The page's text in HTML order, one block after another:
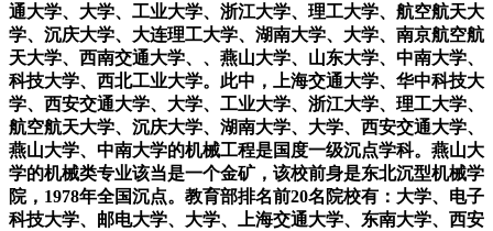
通大学、大学、工业大学、浙江大学、理工大学、航空航天大
学、沉庆大学、大连理工大学、湖南大学、大学、南京航空航
天大学、西南交通大学、、燕山大学、山东大学、中南大学、
科技大学、西北工业大学。此中，上海交通大学、华中科技大
学、西安交通大学、大学、工业大学、浙江大学、理工大学、
航空航天大学、沉庆大学、湖南大学、大学、西安交通大学、
燕山大学、中南大学的机械工程是国度一级沉点学科。燕山大
学的机械类专业该当是一个金矿，该校前身是东北沉型机械学
院，1978年全国沉点。教育部排名前20名院校有：大学、电子
科技大学、邮电大学、大学、上海交通大学、东南大学、西安